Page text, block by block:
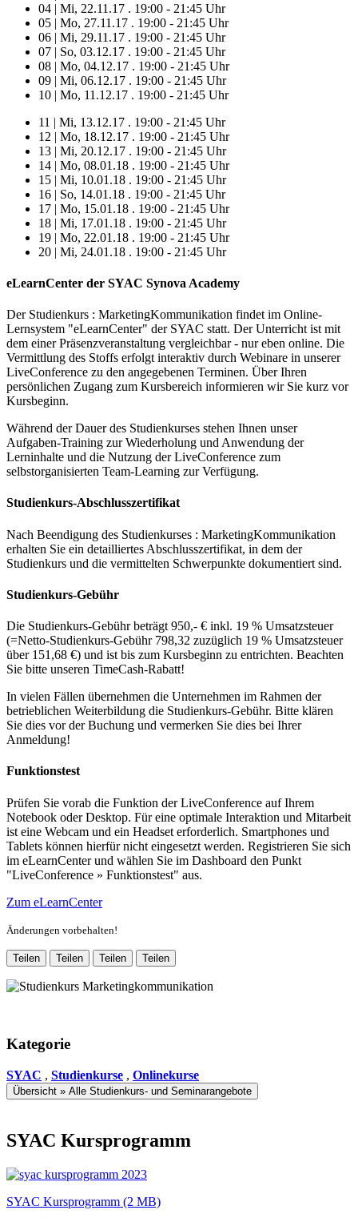
04 | Mi, 22.11.17 . 19:00 - 21:45 Uhr
05 | Mo, 27.11.17 . 19:00 - 21:45 Uhr
06 | Mi, 29.11.17 . 19:00 - 21:45 Uhr
07 | So, 03.12.17 . 19:00 - 21:45 Uhr
08 | Mo, 04.12.17 . 19:00 - 21:45 Uhr
09 | Mi, 06.12.17 . 19:00 - 21:45 Uhr
10 | Mo, 11.12.17 . 19:00 - 21:45 Uhr
11 | Mi, 13.12.17 . 19:00 - 21:45 Uhr
12 | Mo, 18.12.17 . 19:00 - 21:45 Uhr
13 | Mi, 20.12.17 . 19:00 - 21:45 Uhr
14 | Mo, 08.01.18 . 19:00 - 21:45 Uhr
15 | Mi, 10.01.18 . 19:00 - 21:45 Uhr
16 | So, 14.01.18 . 19:00 - 21:45 Uhr
17 | Mo, 15.01.18 . 19:00 - 21:45 Uhr
18 | Mi, 17.01.18 . 19:00 - 21:45 Uhr
19 | Mo, 22.01.18 . 19:00 - 21:45 Uhr
20 | Mi, 24.01.18 . 19:00 - 21:45 Uhr
eLearnCenter der SYAC Synova Academy
Der Studienkurs : MarketingKommunikation findet im Online-
Lernsystem "eLearnCenter" der SYAC statt. Der Unterricht ist mit
dem einer Präsenzveranstaltung vergleichbar - nur eben online. Die
Vermittlung des Stoffs erfolgt interaktiv durch Webinare in unserer
LiveConference zu den angegebenen Terminen. Über Ihren
persönlichen Zugang zum Kursbereich informieren wir Sie kurz vor
Kursbeginn.
Während der Dauer des Studienkurses stehen Ihnen unser
Aufgaben-Training zur Wiederholung und Anwendung der
Lerninhalte und die Nutzung der LiveConference zum
selbstorganisierten Team-Learning zur Verfügung.
Studienkurs-Abschlusszertifikat
Nach Beendigung des Studienkurses : MarketingKommunikation
erhalten Sie ein detailliertes Abschlusszertifikat, in dem der
Studienkurs und die vermittelten Schwerpunkte dokumentiert sind.
Studienkurs-Gebühr
Die Studienkurs-Gebühr beträgt 950,- € inkl. 19 % Umsatzsteuer
(=Netto-Studienkurs-Gebühr 798,32 zuzüglich 19 % Umsatzsteuer
über 151,68 €) und ist bis zum Kursbeginn zu entrichten. Beachten
Sie bitte unseren TimeCash-Rabatt!
In vielen Fällen übernehmen die Unternehmen im Rahmen der
betrieblichen Weiterbildung die Studienkurs-Gebühr. Bitte klären
Sie dies vor der Buchung und vermerken Sie dies bei Ihrer
Anmeldung!
Funktionstest
Prüfen Sie vorab die Funktion der LiveConference auf Ihrem
Notebook oder Desktop. Für eine optimale Interaktion und Mitarbeit
ist eine Webcam und ein Headset erforderlich. Smartphones und
Tablets können hierfür nicht eingesetzt werden. Registrieren Sie sich
im eLearnCenter und wählen Sie im Dashboard den Punkt
"LiveConference » Funktionstest" aus.
Zum eLearnCenter
Änderungen vorbehalten!
Teilen Teilen Teilen Teilen
Kategorie
SYAC , Studienkurse , Onlinekurse
Übersicht » Alle Studienkurs- und Seminarangebote
SYAC Kursprogramm
SYAC Kursprogramm (2 MB)